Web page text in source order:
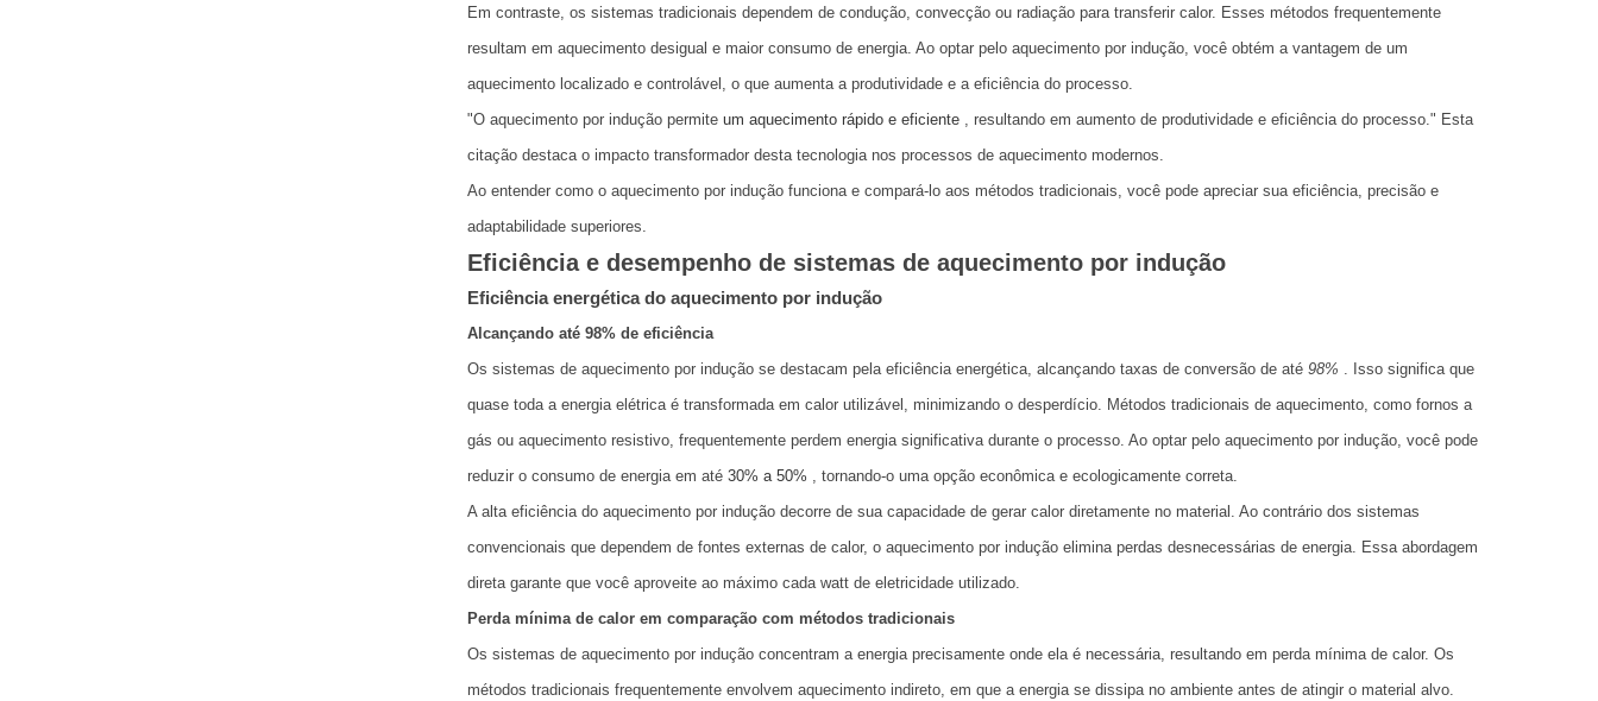
Em contraste, os sistemas tradicionais dependem de condução, convecção ou radiação para transferir calor. Esses métodos frequentemente
resultam em aquecimento desigual e maior consumo de energia. Ao optar pelo aquecimento por indução, você obtém a vantagem de um
aquecimento localizado e controlável, o que aumenta a produtividade e a eficiência do processo.
"O aquecimento por indução permite um aquecimento rápido e eficiente
, resultando em aumento de produtividade e eficiência do processo." Esta
citação destaca o impacto transformador desta tecnologia nos processos de aquecimento modernos.
Ao entender como o aquecimento por indução funciona e compará-lo aos métodos tradicionais, você pode apreciar sua eficiência, precisão e
adaptabilidade superiores.
Eficiência e desempenho de sistemas de aquecimento por indução
Eficiência energética do aquecimento por indução
Alcançando até 98% de eficiência
Os sistemas de aquecimento por indução se destacam pela eficiência energética, alcançando taxas de conversão de até 98% . Isso significa que
quase toda a energia elétrica é transformada em calor utilizável, minimizando o desperdício. Métodos tradicionais de aquecimento, como fornos a
gás ou aquecimento resistivo, frequentemente perdem energia significativa durante o processo. Ao optar pelo aquecimento por indução, você pode
reduzir o consumo de energia em até 30% a 50%
, tornando-o uma opção econômica e ecologicamente correta.
A alta eficiência do aquecimento por indução decorre de sua capacidade de gerar calor diretamente no material. Ao contrário dos sistemas
convencionais que dependem de fontes externas de calor, o aquecimento por indução elimina perdas desnecessárias de energia. Essa abordagem
direta garante que você aproveite ao máximo cada watt de eletricidade utilizado.
Perda mínima de calor em comparação com métodos tradicionais
Os sistemas de aquecimento por indução concentram a energia precisamente onde ela é necessária, resultando em perda mínima de calor. Os
métodos tradicionais frequentemente envolvem aquecimento indireto, em que a energia se dissipa no ambiente antes de atingir o material alvo.